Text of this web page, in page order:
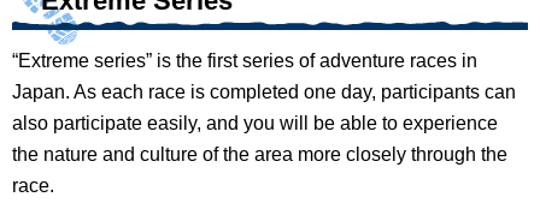
“Extreme series” is the first series of adventure races in
Japan. As each race is completed one day, participants can
also participate easily, and you will be able to experience
the nature and culture of the area more closely through the
race.